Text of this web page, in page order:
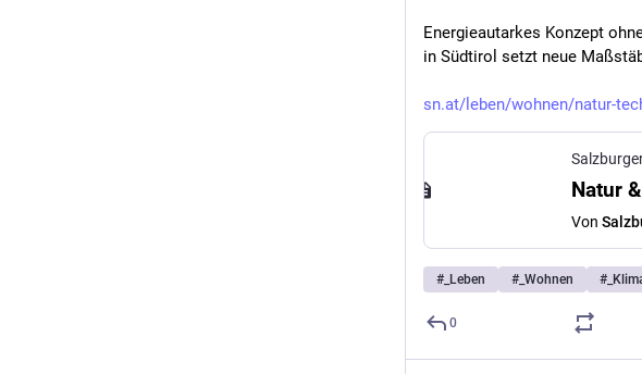
Energieautarkes Konzept
in Südtirol setzt neue
sn.at/leben/wohnen/natur-
Von
# _Leben # _Wohnen #
0